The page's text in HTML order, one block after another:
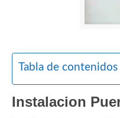
Tabla de contenidos
Instalacion